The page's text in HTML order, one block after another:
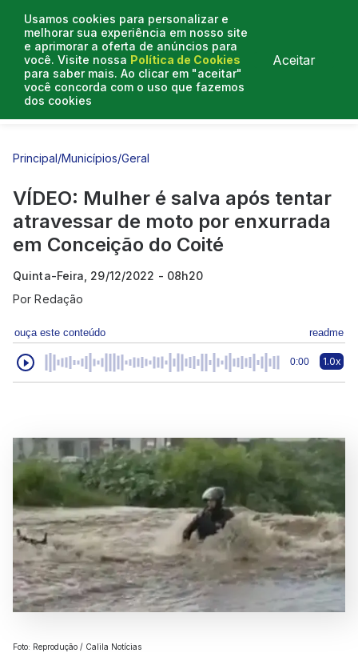
Usamos cookies para personalizar e
melhorar sua experiência em nosso site
e aprimorar a oferta de anúncios para
você. Visite nossa Política de Cookies
para saber mais. Ao clicar em "aceitar"
você concorda com o uso que fazemos
dos cookies
Aceitar
Entrevistas
Principal/Municípios/Geral
VÍDEO: Mulher é salva após tentar
atravessar de moto por enxurrada
em Conceição do Coité
Quinta-Feira, 29/12/2022 - 08h20
PorRedação
ouça este conteúdo readme
0:00 1.0x
Foto: Reprodução / Calila Notícias